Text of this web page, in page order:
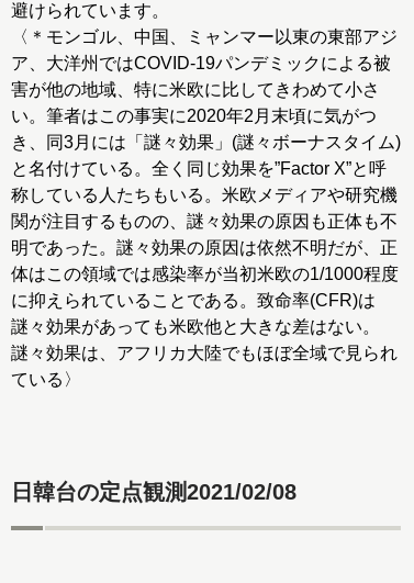
避けられています。
〈＊モンゴル、中国、ミャンマー以東の東部アジ
ア、大洋州ではCOVID-19パンデミックによる被
害が他の地域、特に米欧に比してきわめて小さ
い。筆者はこの事実に2020年2月末頃に気がつ
き、同3月には「謎々効果」(謎々ボーナスタイム)
と名付けている。全く同じ効果を”Factor X”と呼
称している人たちもいる。米欧メディアや研究機
関が注目するものの、謎々効果の原因も正体も不
明であった。謎々効果の原因は依然不明だが、正
体はこの領域では感染率が当初米欧の1/1000程度
に抑えられていることである。致命率(CFR)は
謎々効果があっても米欧他と大きな差はない。
謎々効果は、アフリカ大陸でもほぼ全域で見られ
ている〉
日韓台の定点観測2021/02/08